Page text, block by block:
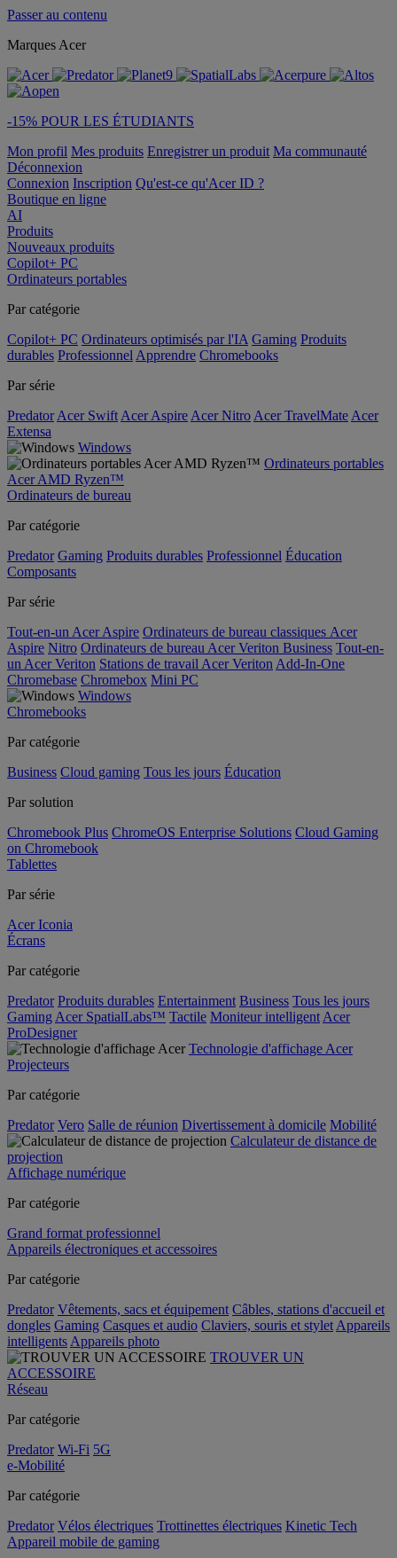
Passer au contenu
Marques Acer
-15% POUR LES ÉTUDIANTS
Mon profil Mes produits Enregistrer un produit Ma communauté
Déconnexion
Connexion Inscription Qu'est-ce qu'Acer ID ?
Boutique en ligne
AI
Produits
Nouveaux produits
Copilot+ PC
Ordinateurs portables
Par catégorie
Copilot+ PC Ordinateurs optimisés par l'IA Gaming Produits
durables Professionnel Apprendre Chromebooks
Par série
Predator Acer Swift Acer Aspire Acer Nitro Acer TravelMate Acer
Extensa
Windows
Ordinateurs portables
Acer AMD Ryzen™
Ordinateurs de bureau
Par catégorie
Predator Gaming Produits durables Professionnel Éducation
Composants
Par série
Tout-en-un Acer Aspire Ordinateurs de bureau classiques Acer
Aspire Nitro Ordinateurs de bureau Acer Veriton Business Tout-en-
un Acer Veriton Stations de travail Acer Veriton Add-In-One
Chromebase Chromebox Mini PC
Windows
Chromebooks
Par catégorie
Business Cloud gaming Tous les jours Éducation
Par solution
Chromebook Plus ChromeOS Enterprise Solutions Cloud Gaming
on Chromebook
Tablettes
Par série
Acer Iconia
Écrans
Par catégorie
Predator Produits durables Entertainment Business Tous les jours
Gaming Acer SpatialLabs™ Tactile Moniteur intelligent Acer
ProDesigner
Technologie d'affichage Acer
Projecteurs
Par catégorie
Predator Vero Salle de réunion Divertissement à domicile Mobilité
Calculateur de distance de
projection
Affichage numérique
Par catégorie
Grand format professionnel
Appareils électroniques et accessoires
Par catégorie
Predator Vêtements, sacs et équipement Câbles, stations d'accueil et
dongles Gaming Casques et audio Claviers, souris et stylet Appareils
intelligents Appareils photo
TROUVER UN
ACCESSOIRE
Réseau
Par catégorie
Predator Wi-Fi 5G
e-Mobilité
Par catégorie
Predator Vélos électriques Trottinettes électriques Kinetic Tech
Appareil mobile de gaming